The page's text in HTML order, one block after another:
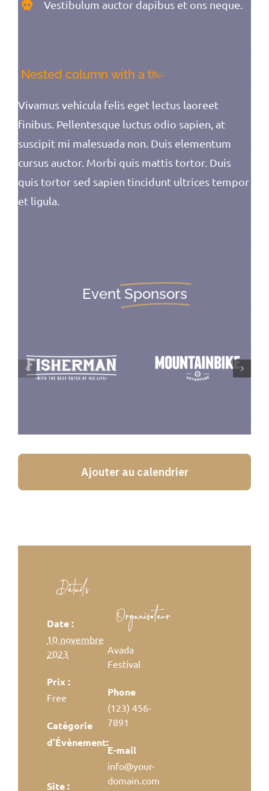
Vestibulum auctor dapibus et ons neque.
Vivamus vehicula felis eget lectus laoreet
finibus. Pellentesque luctus odio sapien, at
suscipit mi malesuada non. Duis elementum
cursus auctor. Morbi quis mattis tortor. Duis
quis tortor sed sapien tincidunt ultrices tempor
et ligula.
Event Sponsors
Ajouter au calendrier
Détails
Date :
10 novembre
2023
Prix :
Free
Catégorie
d’Évènement:
Site :
Organisateur
Avada
Festival
Phone
(123) 456-
7891
E-mail
info@your-
domain.com